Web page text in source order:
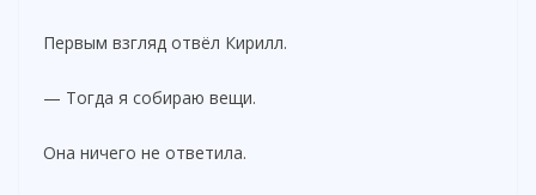
Первым взгляд отвёл Кирилл.
— Тогда я собираю вещи.
Она ничего не ответила.